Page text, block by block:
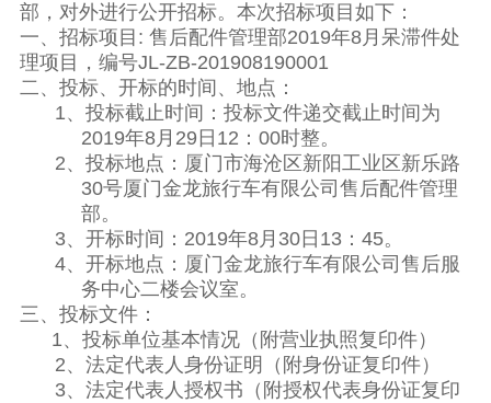
部，对外进行公开招标。本次招标项目如下：
一、招标项目 : 售后配件管理部2019年8月呆滞件处
理项目，编号JL-ZB-201908190001
二、投标、开标的时间、地点：
1、投标截止时间：投标文件递交截止时间为
2019年8月 29 日 12 ： 00时整。
2、投标地点：厦门市海沧区新阳工业区新乐路
30号厦门金龙旅行车有限公司售后配件管理
部。
3、开标时间： 2019年8月 30日 13： 45。
4、开标地点：厦门金龙旅行车有限公司售后服
务中心二楼会议室。
三、投标文件：
1、投标单位基本情况（附营业执照复印件）
2、法定代表人身份证明（附身份证复印件）
3、法定代表人授权书（附授权代表身份证复印